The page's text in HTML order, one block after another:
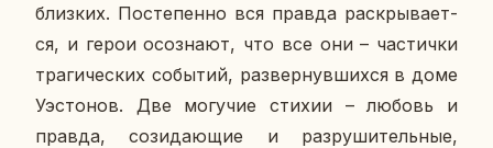
близ­ких. По­сте­пен­но вся правда рас­кры­ва­ет­
ся, и герои осо­зна­ют, что все они – ча­стич­ки
тра­ги­че­ских со­бы­тий, раз­вер­нув­ших­ся в доме
Уэ­с­то­нов. Две мо­гу­чие стихии – любовь и
правда, со­зи­да­ю­щие и раз­ру­ши­тель­ные,